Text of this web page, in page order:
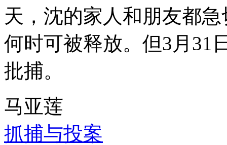
天，沈的家人和朋友都
何时可被释放。但3月31
批捕。
马亚莲
抓捕与投案